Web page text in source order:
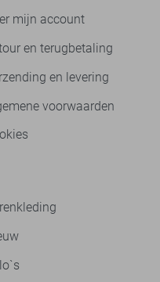
mijn account
en terugbetaling
en levering
voorwaarden